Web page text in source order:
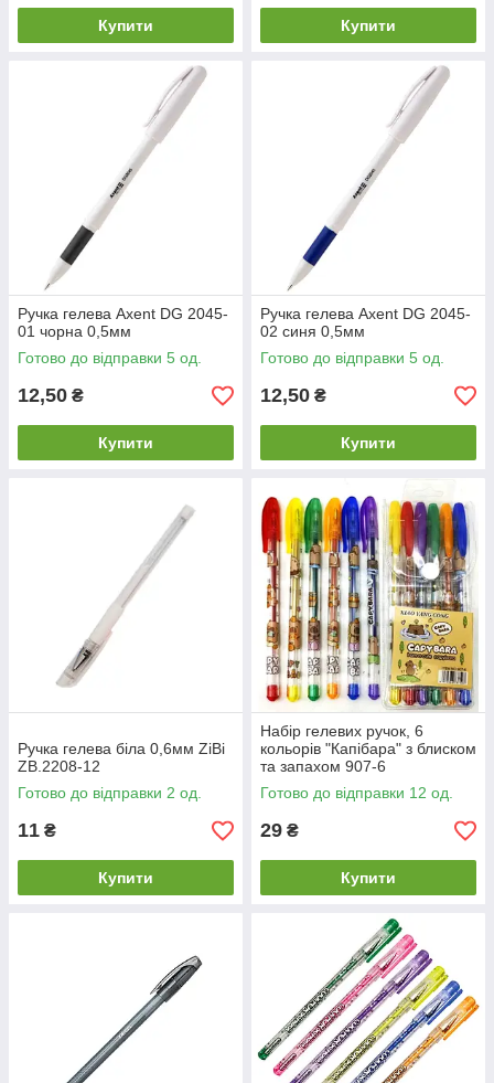
Купити Купити
Ручка гелева Axent DG 2045-
01 чорна 0,5мм
Готово до відправки 5 од.
12,50 ₴
Купити
Ручка гелева Axent DG 2045-
02 синя 0,5мм
Готово до відправки 5 од.
12,50 ₴
Купити
Ручка гелева біла 0,6мм ZiBi
ZB.2208-12
Готово до відправки 2 од.
11 ₴
Купити
Набір гелевих ручок, 6
кольорів "Капібара" з блиском
та запахом 907-6
Готово до відправки 12 од.
29 ₴
Купити